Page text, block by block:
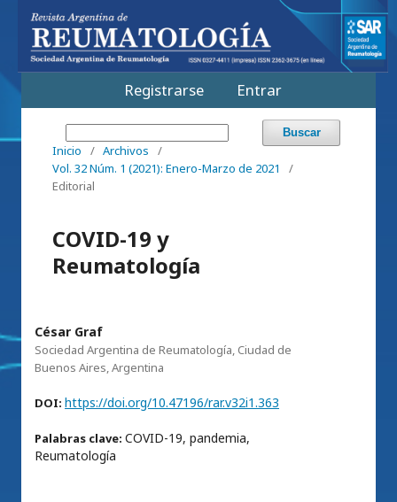
Registrarse Entrar
Buscar
Inicio / Archivos
/
Vol. 32 Núm. 1 (2021): Enero-Marzo de 2021
/
Editorial
COVID-19 y
Reumatología
César Graf
Sociedad Argentina de Reumatología, Ciudad de
Buenos Aires, Argentina
DOI: https://doi.org/10.47196/rar.v32i1.363
Palabras clave: COVID-19, pandemia,
Reumatología